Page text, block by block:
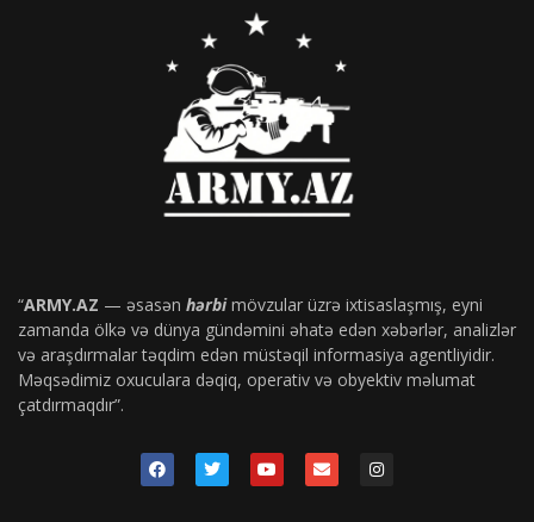
“ARMY.AZ — əsasən hərbimövzular üzrə ixtisaslaşmış, eyni
zamanda ölkə və dünya gündəmini əhatə edən xəbərlər, analizlər
və araşdırmalar təqdim edən müstəqil informasiya agentliyidir.
Məqsədimiz oxuculara dəqiq, operativ və obyektiv məlumat
çatdırmaqdır”.